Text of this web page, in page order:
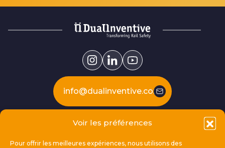
Voir les préférences
Pour offrir les meilleures expériences, nous utilisons des
info@dualinventive.com
Our products